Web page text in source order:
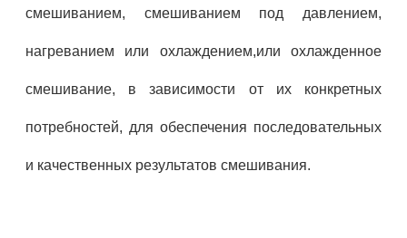
смешиванием, смешиванием под давлением,
нагреванием или охлаждением,или охлажденное
смешивание, в зависимости от их конкретных
потребностей, для обеспечения последовательных
и качественных результатов смешивания.